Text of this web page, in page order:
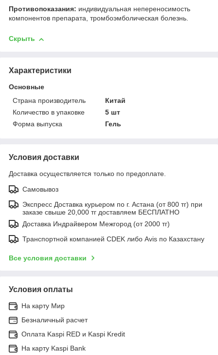
Противопоказания: индивидуальная непереносимость
компонентов препарата, тромбоэмболическая болезнь.
Скрыть
Характеристики
Основные
Страна производитель
Китай
Количество в упаковке
5 шт
Форма выпуска
Гель
Условия доставки
Доставка осуществляется только по предоплате.
Самовывоз
Экспресс Доставка курьером по г. Астана (от 800 тг) при
заказе свыше 20,000 тг доставляем БЕСПЛАТНО
Доставка Индрайвером Межгород (от 2000 тг)
Транспортной компанией CDEK либо Avis по Казахстану
Все условия доставки
Условия оплаты
На карту Мир
Безналичный расчет
Оплата Kaspi RED и Kaspi Kredit
На карту Kaspi Bank